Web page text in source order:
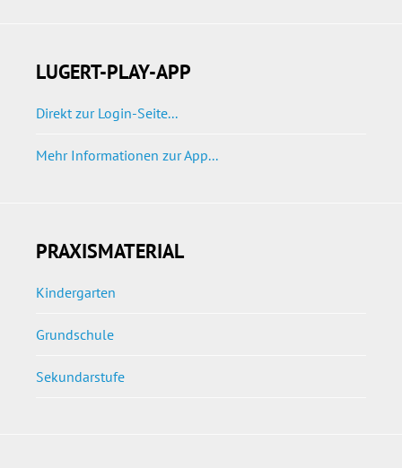
LUGERT-PLAY-APP
Direkt zur Login-Seite...
Mehr Informationen zur App...
PRAXISMATERIAL
Kindergarten
Grundschule
Sekundarstufe